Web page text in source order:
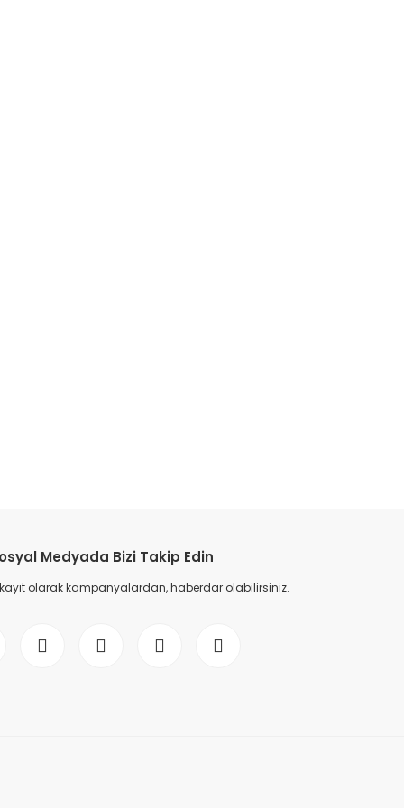
Medyada Bizi Takip Edin
olarak kampanyalardan, haberdar olabilirsiniz.